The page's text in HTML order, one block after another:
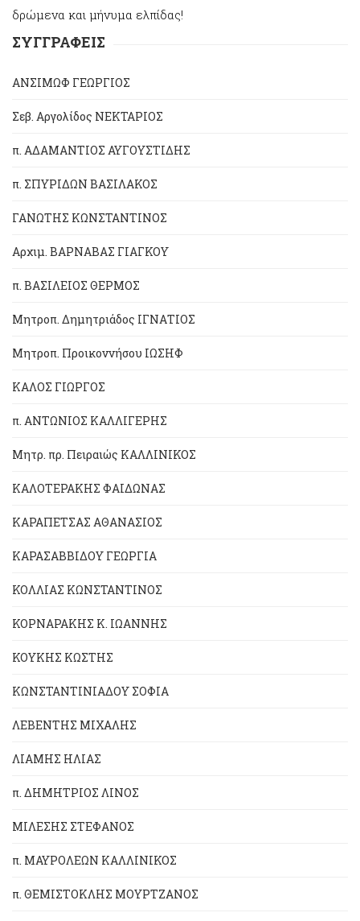
δρώμενα και μήνυμα ελπίδας!
ΣΥΓΓΡΑΦΕΙΣ
ΑΝΣΙΜΩΦ ΓΕΩΡΓΙΟΣ
Σεβ. Αργολίδος ΝΕΚΤΑΡΙΟΣ
π. ΑΔΑΜΑΝΤΙΟΣ ΑΥΓΟΥΣΤΙΔΗΣ
π. ΣΠΥΡΙΔΩΝ ΒΑΣΙΛΑΚΟΣ
ΓΑΝΩΤΗΣ ΚΩΝΣΤΑΝΤΙΝΟΣ
Αρχιμ. ΒΑΡΝΑΒΑΣ ΓΙΑΓΚΟΥ
π. ΒΑΣΙΛΕΙΟΣ ΘΕΡΜΟΣ
Μητροπ. Δημητριάδος ΙΓΝΑΤΙΟΣ
Μητροπ. Προικοννήσου ΙΩΣΗΦ
ΚΑΛΟΣ ΓΙΩΡΓΟΣ
π. ΑΝΤΩΝΙΟΣ ΚΑΛΛΙΓΕΡΗΣ
Μητρ. πρ. Πειραιώς ΚΑΛΛΙΝΙΚΟΣ
ΚΑΛΟΤΕΡΑΚΗΣ ΦΑΙΔΩΝΑΣ
ΚΑΡΑΠΕΤΣΑΣ ΑΘΑΝΑΣΙΟΣ
ΚΑΡΑΣΑΒΒΙΔΟΥ ΓΕΩΡΓΙΑ
ΚΟΛΛΙΑΣ ΚΩΝΣΤΑΝΤΙΝΟΣ
ΚΟΡΝΑΡΑΚΗΣ Κ. ΙΩΑΝΝΗΣ
ΚΟΥΚΗΣ ΚΩΣΤΗΣ
ΚΩΝΣΤΑΝΤΙΝΙΑΔΟΥ ΣΟΦΙΑ
ΛΕΒΕΝΤΗΣ ΜΙΧΑΛΗΣ
ΛΙΑΜΗΣ ΗΛΙΑΣ
π. ΔΗΜΗΤΡΙΟΣ ΛΙΝΟΣ
ΜΙΛΕΣΗΣ ΣΤΕΦΑΝΟΣ
π. ΜΑΥΡΟΛΕΩΝ ΚΑΛΛΙΝΙΚΟΣ
π. ΘΕΜΙΣΤΟΚΛΗΣ ΜΟΥΡΤΖΑΝΟΣ